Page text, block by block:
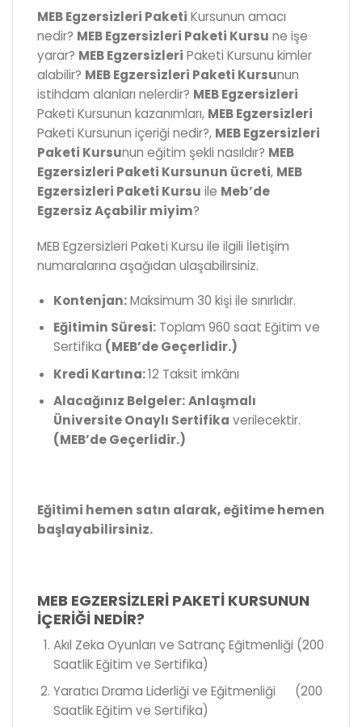
MEB Egzersizleri Paketi Kursunun amacı
nedir? MEB Egzersizleri Paketi Kursu ne işe
yarar? MEB Egzersizleri Paketi Kursunu kimler
alabilir? MEB Egzersizleri Paketi Kursunun
istihdam alanları nelerdir? MEB Egzersizleri
Paketi Kursunun kazanımları, MEB Egzersizleri
Paketi Kursunun içeriği nedir?, MEB Egzersizleri
Paketi Kursunun eğitim şekli nasıldır? MEB
Egzersizleri Paketi Kursunun ücreti, MEB
Egzersizleri Paketi Kursu ile Meb’de
Egzersiz Açabilir miyim?
MEB Egzersizleri Paketi Kursu ile ilgili İletişim
numaralarına aşağıdan ulaşabilirsiniz.
Kontenjan:Maksimum 30 kişi ile sınırlıdır.
Eğitimin Süresi:Toplam 960 saat Eğitim ve
Sertifika (MEB’de Geçerlidir.)
Kredi Kartına:12 Taksit imkânı
Alacağınız Belgeler: Anlaşmalı
Üniversite Onaylı Sertifika verilecektir.
(MEB’de Geçerlidir.)
Eğitimi hemen satın alarak, eğitime hemen
başlayabilirsiniz.
MEB EGZERSİZLERİ PAKETİ KURSUNUN
İÇERİĞİ NEDİR?
Akıl Zeka Oyunları ve Satranç Eğitmenliği (200
Saatlik Eğitim ve Sertifika)
Yaratıcı Drama Liderliği ve Eğitmenliği (200
Saatlik Eğitim ve Sertifika)